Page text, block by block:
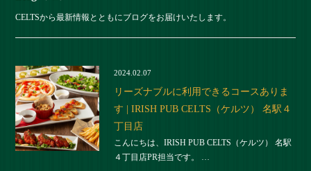
CELTSから最新情報とともにブログをお届けいたします。
2024.02.07
リーズナブルに利用できるコースありま
す | IRISH PUB CELTS（ケルツ） 名駅４
丁目店
こんにちは、IRISH PUB CELTS（ケルツ） 名駅
４丁目店PR担当です。 …